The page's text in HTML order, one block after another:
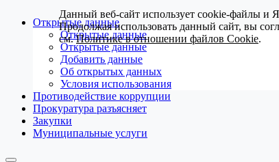
Открытые данные
Открытые данные
Открытые данные
Добавить данные
Об открытых данных
Условия использования
Противодействие коррупции
Прокуратура разъясняет
Закупки
Муниципальные услуги
Данный веб-сайт использует cookie-файлы и
Продолжая использовать данный сайт, вы
см.Политике в отношении файлов Cookie.